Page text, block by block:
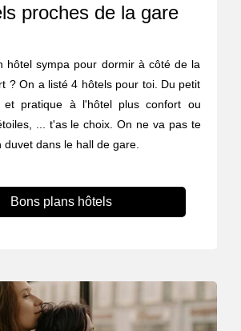
proches de la gare
hôtel sympa pour dormir à côté de la
? On a listé 4 hôtels pour toi. Du petit
pratique à l'hôtel plus confort ou
... t'as le choix. On ne va pas te
duvet dans le hall de gare.
Bons plans hôtels